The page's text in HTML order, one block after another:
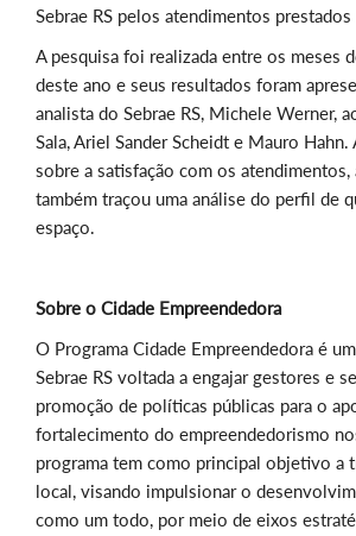
Sebrae RS pelos atendimentos
A pesquisa foi realizada entre os meses
deste ano e seus resultados foram
analista do Sebrae RS, Michele Werner,
Sala, Ariel Sander Scheidt e Mauro
sobre a satisfação com os atendimentos,
também traçou uma análise do perfil de
espaço.
Sobre o Cidade Empreendedora
O Programa Cidade Empreendedora é
Sebrae RS voltada a engajar gestores e
promoção de políticas públicas para o
fortalecimento do empreendedorismo
programa tem como principal objetivo a
local, visando impulsionar o
como um todo, por meio de eixos